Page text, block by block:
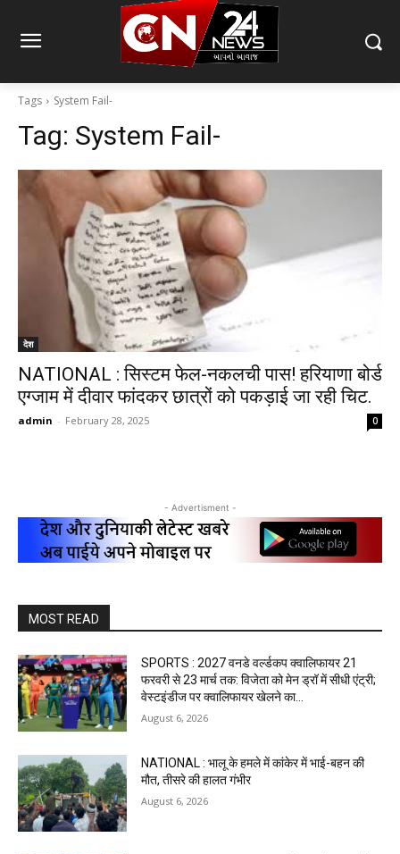
Tags System Fail-
Tag: System Fail-
देश
NATIONAL : सिस्टम फेल-नकलची पास! हरियाणा बोर्ड
एग्जाम में दीवार फांदकर छात्रों को पकड़ाई जा रही चिट.
admin - February 28, 2025 0
- Advertisment -
MOST READ
SPORTS : 2027 वनडे वर्ल्डकप क्वालिफायर 21
फरवरी से 23 मार्च तक: विजेता को मेन ड्रॉ में सीधी एंट्री;
वेस्टइंडीज पर क्वालिफायर खेलने का...
August 6, 2026
NATIONAL : भालू के हमले में कांकेर में भाई-बहन की
मौत, तीसरे की हालत गंभीर
August 6, 2026